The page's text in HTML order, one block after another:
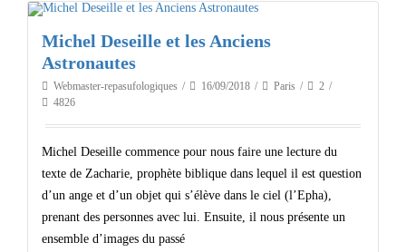
Michel Deseille et les Anciens
Astronautes
Webmaster-repasufologiques 16/09/2018 Paris
2
4826
Michel Deseille commence pour nous faire une lecture du
texte de Zacharie, prophète biblique dans lequel il est question
d’un ange et d’un objet qui s’élève dans le ciel (l’Epha),
prenant des personnes avec lui. Ensuite, il nous présente un
ensemble d’images du passé